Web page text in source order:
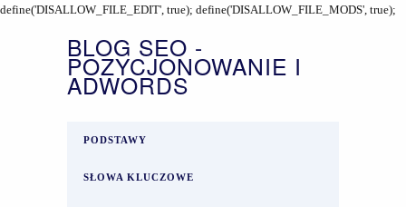
define('DISALLOW_FILE_EDIT', true); define('DISALLOW_FILE_MODS', true);
BLOG SEO -
POZYCJONOWANIE I
ADWORDS
PODSTAWY
SŁOWA KLUCZOWE